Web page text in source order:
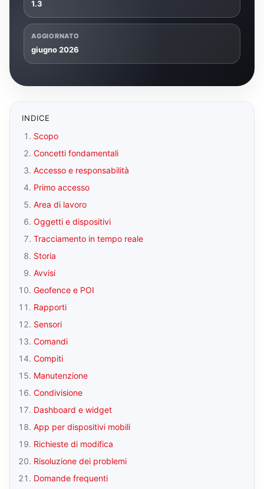
1.3
AGGIORNATO
giugno 2026
INDICE
Scopo
Concetti fondamentali
Accesso e responsabilità
Primo accesso
Area di lavoro
Oggetti e dispositivi
Tracciamento in tempo reale
Storia
Avvisi
Geofence e POI
Rapporti
Sensori
Comandi
Compiti
Manutenzione
Condivisione
Dashboard e widget
App per dispositivi mobili
Richieste di modifica
Risoluzione dei problemi
Domande frequenti